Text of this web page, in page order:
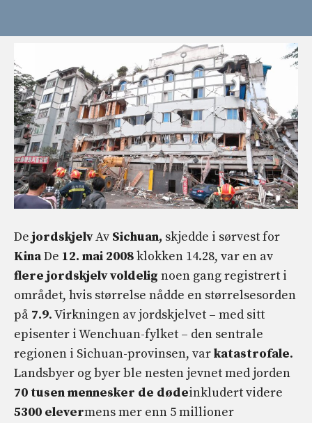
De jordskjelvAv Sichuan, skjedde i sørvest for
KinaDe 12. mai 2008klokken 14.28, var en av
flere jordskjelvvoldelig noen gang registrert i
området, hvis størrelse nådde en størrelsesorden
på 7.9. Virkningen av jordskjelvet – med sitt
episenter i Wenchuan-fylket – den sentrale
regionen i Sichuan-provinsen, varkatastrofale.
Landsbyer og byer ble nesten jevnet med jorden
70 tusen mennesker de dødeinkludert videre
5300 elevermens mer enn 5 millioner